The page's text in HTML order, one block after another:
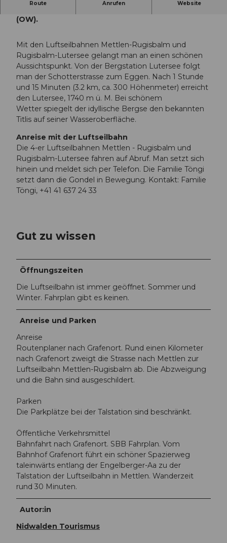
Route Anrufen Website
(OW).
Mit den Luftseilbahnen Mettlen-Rugisbalm und
Rugisbalm-Lutersee gelangt man an einen schönen
Aussichtspunkt. Von der Bergstation Lutersee folgt
man der Schotterstrasse zum Eggen. Nach 1 Stunde
und 15 Minuten (3.2 km, ca. 300 Höhenmeter) erreicht
den Lutersee, 1740 m ü. M. Bei schönem
Wetter spiegelt der idyllische Bergse den bekannten
Titlis auf seiner Wasseroberfläche.
Anreise mit der Luftseilbahn
Die 4-er Luftseilbahnen Mettlen - Rugisbalm und
Rugisbalm-Lutersee fahren auf Abruf. Man setzt sich
hinein und meldet sich per Telefon. Die Familie Töngi
setzt dann die Gondel in Bewegung. Kontakt: Familie
Töngi, +41 41 637 24 33
Gut zu wissen
Öffnungszeiten
Die Luftseilbahn ist immer geöffnet. Sommer und
Winter. Fahrplan gibt es keinen.
Anreise und Parken
Anreise
Routenplaner nach Grafenort. Rund einen Kilometer
nach Grafenort zweigt die Strasse nach Mettlen zur
Luftseilbahn Mettlen-Rugisbalm ab. Die Abzweigung
und die Bahn sind ausgeschildert.
Parken
Die Parkplätze bei der Talstation sind beschränkt.
Öffentliche Verkehrsmittel
Bahnfahrt nach Grafenort. SBB Fahrplan. Vom
Bahnhof Grafenort führt ein schöner Spazierweg
taleinwärts entlang der Engelberger-Aa zu der
Talstation der Luftseilbahn in Mettlen. Wanderzeit
rund 30 Minuten.
Autor:in
Nidwalden Tourismus